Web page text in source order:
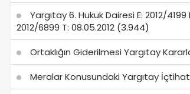
Yargıtay 6. Hukuk Dairesi E: 2012/4199
2012/6899 T: 08.05.2012 (3.944)
Ortaklığın Giderilmesi Yargıtay
Meralar Konusundaki Yargıtay